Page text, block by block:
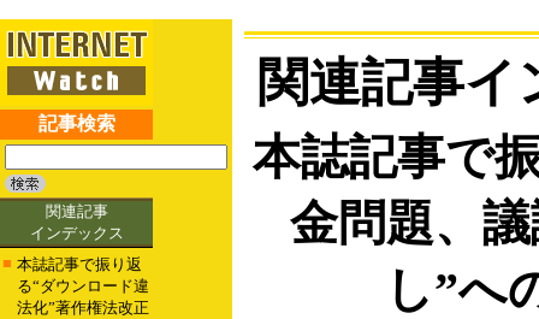
記事検索
関連記事
インデックス
■ 本誌記事で振り返
る“ダウンロード違
法化”著作権法改正
関連記事
本誌記事で
金問題、
し”へ